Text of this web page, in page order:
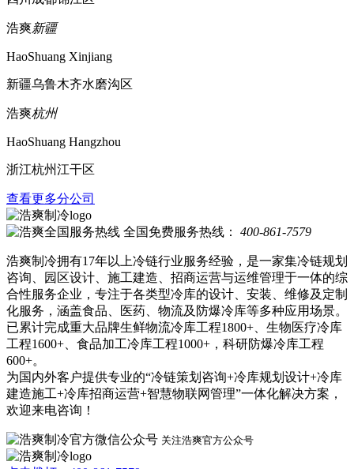
浩爽新疆
HaoShuang Xinjiang
新疆乌鲁木齐水磨沟区
浩爽杭州
HaoShuang Hangzhou
浙江杭州江干区
查看更多分公司
全国免费服务热线： 400-861-7579
浩爽制冷拥有17年以上冷链行业服务经验，是一家集冷链规划
咨询、园区设计、施工建造、招商运营与运维管理于一体的综
合性服务企业，专注于各类型冷库的设计、安装、维修及定制
化服务，涵盖食品、医药、物流及防爆冷库等多种应用场景。
已累计完成重大品牌生鲜物流冷库工程1800+、生物医疗冷库
工程1600+、食品加工冷库工程1000+，科研防爆冷库工程
600+。
为国内外客户提供专业的“冷链策划咨询+冷库规划设计+冷库
建造施工+冷库招商运营+智慧物联网管理”一体化解决方案，
欢迎来电咨询！
关注浩爽官方公众号